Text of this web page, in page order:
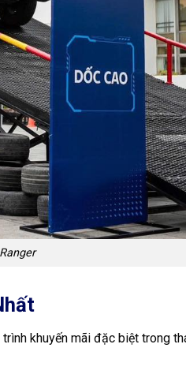
khuyến mãi đặc biệt trong